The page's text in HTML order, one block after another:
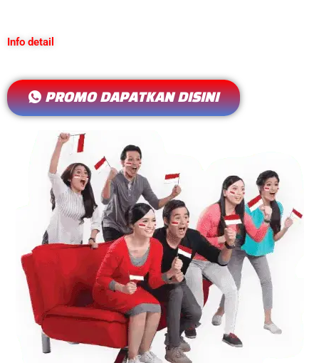
Info detail
PROMO DAPATKAN DISINI